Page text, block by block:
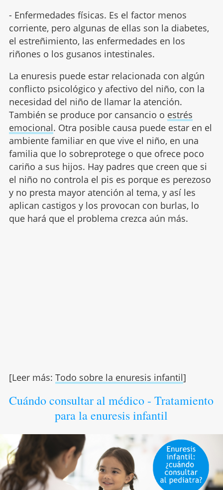
- Enfermedades físicas. Es el factor menos
corriente, pero algunas de ellas son la diabetes,
el estreñimiento, las enfermedades en los
riñones o los gusanos intestinales.
La enuresis puede estar relacionada con algún
conflicto psicológico y afectivo del niño, con la
necesidad del niño de llamar la atención.
También se produce por cansancio o estrés
emocional. Otra posible causa puede estar en el
ambiente familiar en que vive el niño, en una
familia que lo sobreprotege o que ofrece poco
cariño a sus hijos. Hay padres que creen que si
el niño no controla el pis es porque es perezoso
y no presta mayor atención al tema, y así les
aplican castigos y los provocan con burlas, lo
que hará que el problema crezca aún más.
[Leer más: Todo sobre la enuresis infantil]
Cuándo consultar al médico - Tratamiento
para la enuresis infantil